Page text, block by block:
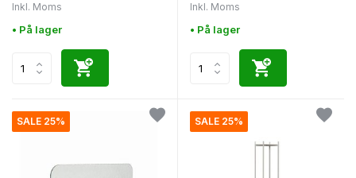
Inkl. Moms
• På lager
Inkl. Moms
• På lager
SALE 25% SALE 25%